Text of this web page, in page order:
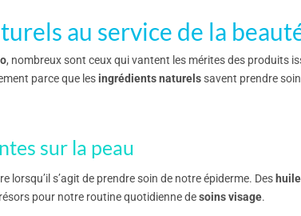
au service de la
, nombreux sont ceux qui vantent les mérites des produits
parce que les ingrédients naturelssavent prendre
sur la peau
lorsqu’il s’agit de prendre soin de notre épiderme. Des
pour notre routine quotidienne desoins visage.